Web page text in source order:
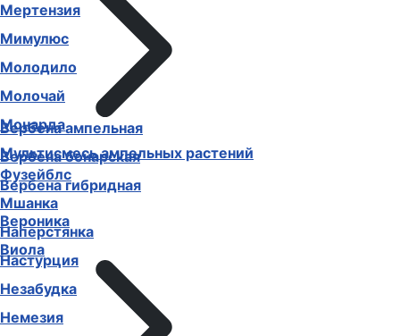
Вербена ампельная
Вербена бонарская
Вербена гибридная
Вероника
Виола
Мертензия
Мимулюс
Молодило
Молочай
Монарда
Мультисмесь ампельных растений
Фузейблс
Мшанка
Наперстянка
Настурция
Незабудка
Немезия